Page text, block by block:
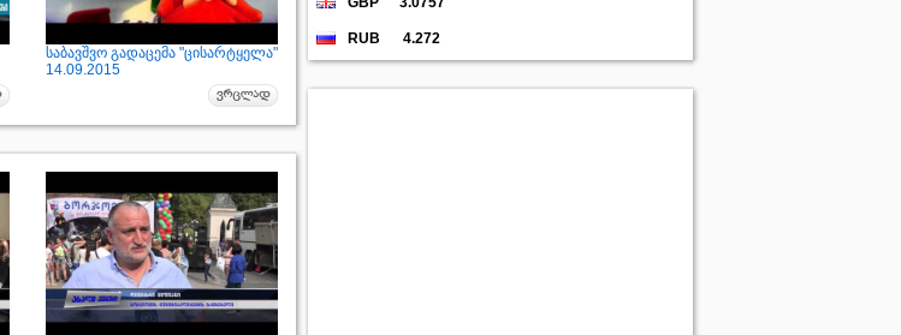
საბავშვო გადაცემა "ცისარტყელა"
14.09.2015
RUB 4.272